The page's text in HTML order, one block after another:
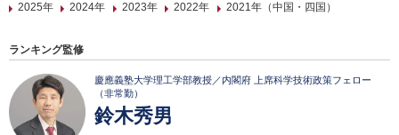
2025年
2024年 2023年 2022年 2021年（中国・四国）
ランキング監修
慶應義塾大学理工学部教授／内閣府 上席科学技術政策フェロー
（非常勤）
鈴木秀男